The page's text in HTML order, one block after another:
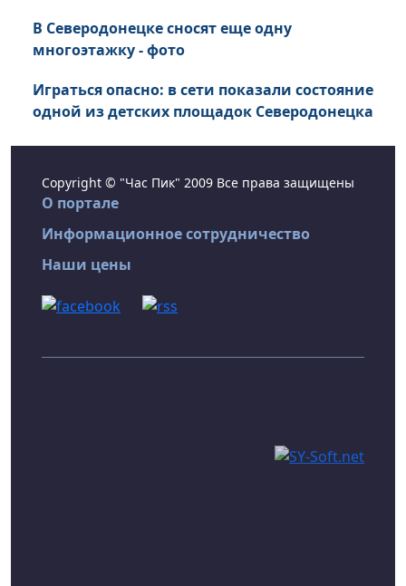
В Северодонецке сносят еще одну
многоэтажку - фото
Играться опасно: в сети показали состояние
одной из детских площадок Северодонецка
Copyright © "Час Пик" 2009 Все права защищены
О портале
Информационное сотрудничество
Наши цены